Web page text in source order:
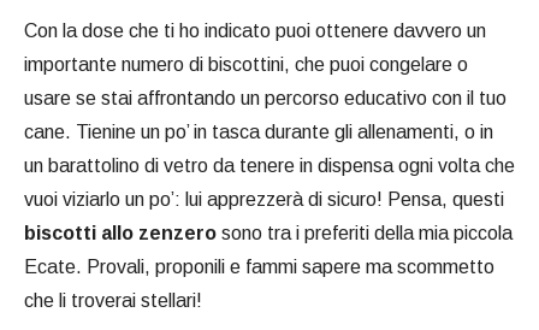
Con la dose che ti ho indicato puoi ottenere davvero un
importante numero di biscottini, che puoi congelare o
usare se stai affrontando un percorso educativo con il tuo
cane. Tienine un po’ in tasca durante gli allenamenti, o in
un barattolino di vetro da tenere in dispensa ogni volta che
vuoi viziarlo un po’: lui apprezzerà di sicuro! Pensa, questi
biscotti allo zenzero sono tra i preferiti della mia piccola
Ecate. Provali, proponili e fammi sapere ma scommetto
che li troverai stellari!